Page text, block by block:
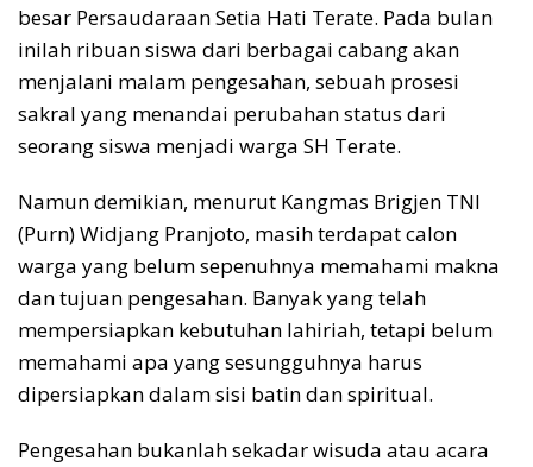
besar Persaudaraan Setia Hati Terate. Pada bulan
inilah ribuan siswa dari berbagai cabang akan
menjalani malam pengesahan, sebuah prosesi
sakral yang menandai perubahan status dari
seorang siswa menjadi warga SH Terate.
Namun demikian, menurut Kangmas Brigjen TNI
(Purn) Widjang Pranjoto, masih terdapat calon
warga yang belum sepenuhnya memahami makna
dan tujuan pengesahan. Banyak yang telah
mempersiapkan kebutuhan lahiriah, tetapi belum
memahami apa yang sesungguhnya harus
dipersiapkan dalam sisi batin dan spiritual.
Pengesahan bukanlah sekadar wisuda atau acara